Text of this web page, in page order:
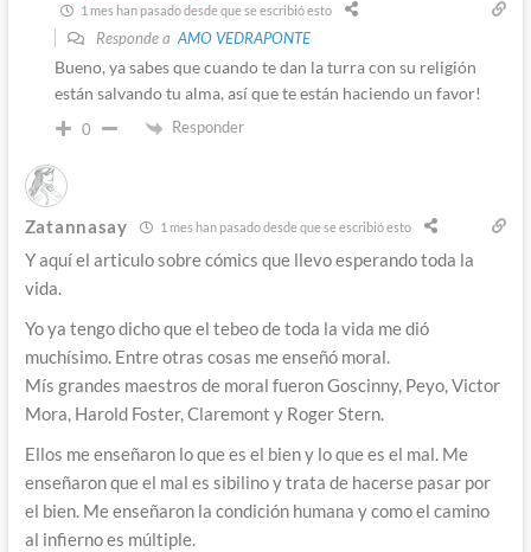
1 mes han pasado desde que se escribió esto
Responde aAMO VEDRAPONTE
Bueno, ya sabes que cuando te dan la turra con su religión
están salvando tu alma, así que te están haciendo un favor!
0 Responder
Zatannasay 1 mes han pasado desde que se escribió esto
Y aquí el articulo sobre cómics que llevo esperando toda la
vida.
Yo ya tengo dicho que el tebeo de toda la vida me dió
muchísimo. Entre otras cosas me enseñó moral.
Mís grandes maestros de moral fueron Goscinny, Peyo, Victor
Mora, Harold Foster, Claremont y Roger Stern.
Ellos me enseñaron lo que es el bien y lo que es el mal. Me
enseñaron que el mal es sibilino y trata de hacerse pasar por
el bien. Me enseñaron la condición humana y como el camino
al infierno es múltiple.